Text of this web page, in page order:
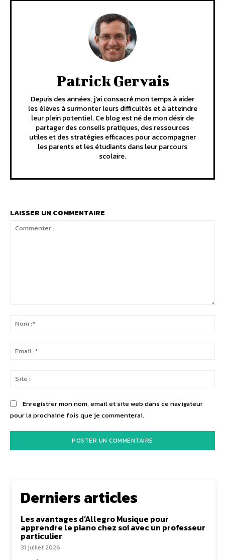
Patrick Gervais
Depuis des années, j'ai consacré mon temps à aider
les élèves à surmonter leurs difficultés et à atteindre
leur plein potentiel. Ce blog est né de mon désir de
partager des conseils pratiques, des ressources
utiles et des stratégies efficaces pour accompagner
les parents et les étudiants dans leur parcours
scolaire.
LAISSER UN COMMENTAIRE
Enregistrer mon nom, email et site web dans ce navigateur
pour la prochaine fois que je commenterai.
Derniers articles
Les avantages d’Allegro Musique pour
apprendre le piano chez soi avec un professeur
particulier
31 juillet 2026